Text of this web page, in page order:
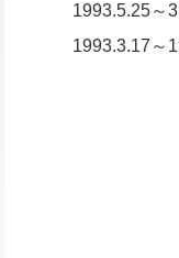
1993.5.25～31
1993.3.17～19